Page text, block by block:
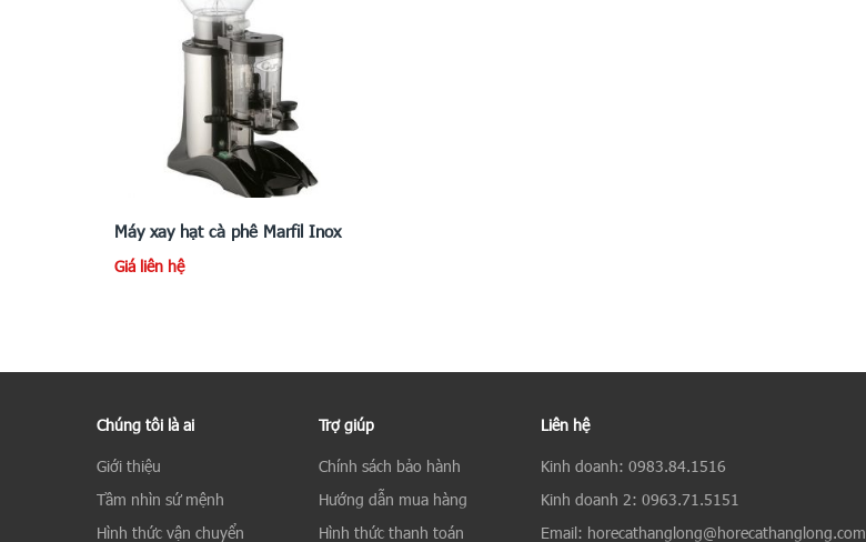
Máy xay hạt cà phê Marfil Inox
Giá liên hệ
Chúng tôi là ai
Giới thiệu
Tầm nhìn sứ mệnh
Hình thức vận chuyển
Trợ giúp
Chính sách bảo hành
Hướng dẫn mua hàng
Hình thức thanh toán
Liên hệ
Kinh doanh: 0983.84.1516
Kinh doanh 2: 0963.71.5151
Email: horecathanglong@horecathanglong.com